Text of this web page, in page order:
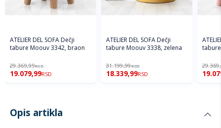
ATELIER DEL SOFA Dečji
tabure Moouv 3342, braon
29.369,99RSD
19.079,99RSD
ATELIER DEL SOFA Dečji
tabure Moouv 3338, zelena
31.199,99RSD
18.339,99RSD
Opis artikla